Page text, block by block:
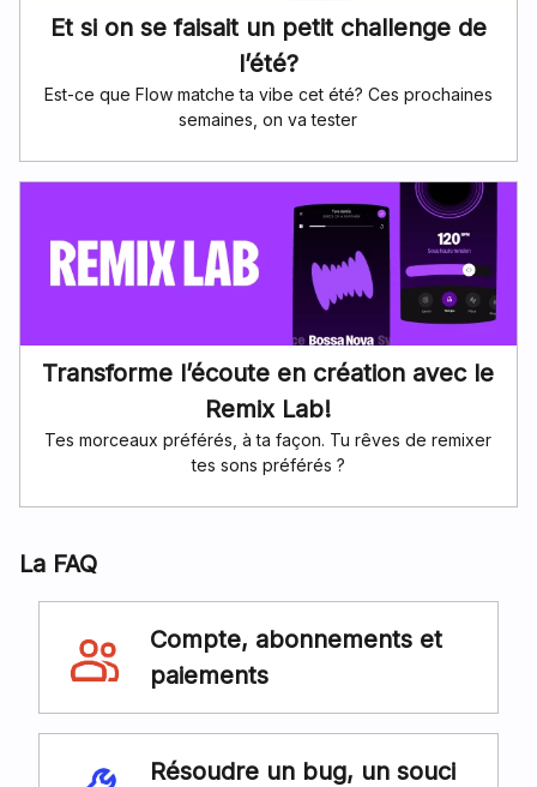
Et si on se faisait un petit challenge de
l’été?
Est-ce que Flow matche ta vibe cet été? Ces prochaines
semaines, on va tester
Transforme l’écoute en création avec le
Remix Lab!
Tes morceaux préférés, à ta façon. Tu rêves de remixer
tes sons préférés ?
La FAQ
Compte, abonnements et
paiements
Résoudre un bug, un souci